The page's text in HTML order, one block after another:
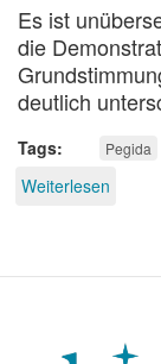
Es ist
die
deutlich
Tags Pegida
Weiterlesen